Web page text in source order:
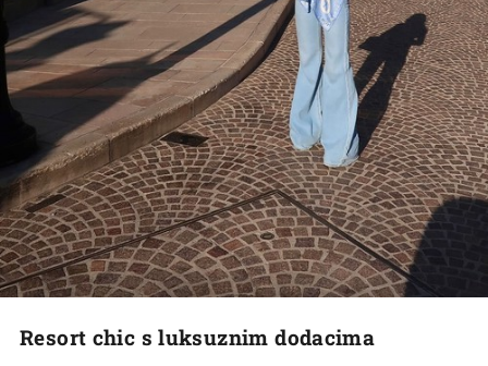
Resort chic s luksuznim dodacima